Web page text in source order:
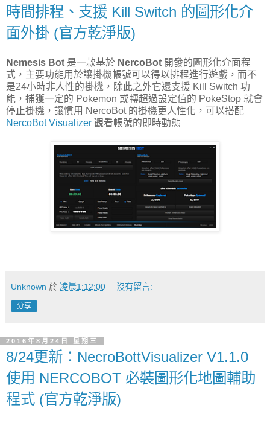
時間排程、支援 Kill Switch 的圖形化介
面外掛 (官方乾淨版)
Nemesis Bot 是一款基於 NercoBot 開發的圖形化介面程
式，主要功能用於讓掛機帳號可以得以排程進行遊戲，而不
是24小時非人性的掛機，除此之外它還支援 Kill Switch 功
能，捕獲一定的 Pokemon 或轉超過設定值的 PokeStop 就會
停止掛機，讓慣用 NercoBot 的掛機更人性化，可以搭配
NercoBot Visualizer 觀看帳號的即時動態
Unknown 於 凌晨1:12:00 沒有留言:
分享
2016年8月24日 星期三
8/24更新：NecroBottVisualizer V1.1.0
使用 NERCOBOT 必裝圖形化地圖輔助
程式 (官方乾淨版)